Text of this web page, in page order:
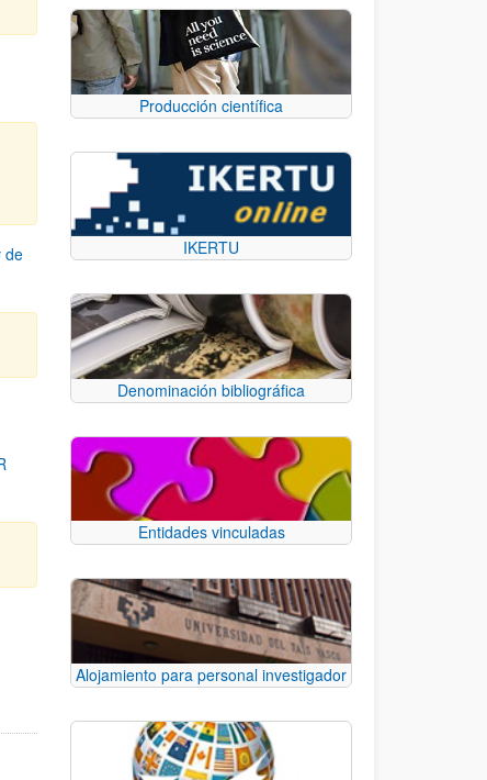
de
desplazarse.
Producción científica
IKERTU
Denominación bibliográfica
Entidades vinculadas
Alojamiento para personal investigador